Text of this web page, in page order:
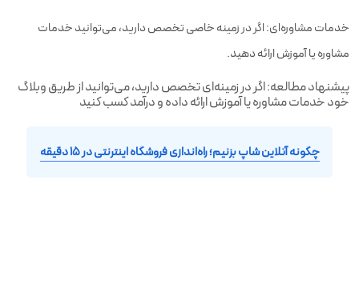
خدمات مشاوره‌ای: اگر در زمینه خاصی تخصص دارید، می‌توانید خدمات
مشاوره یا آموزش ارائه دهید.
پیشنهاد مطالعه: اگر در زمینه‌ای تخصص دارید، می‌توانید از طریق وبلاگ
خود خدمات مشاوره یا آموزش ارائه داده و درآمد کسب کنید
چگونه آنلاین شاپ بزنیم؛ راه‌اندازی فروشگاه اینترنتی در ۱۵ دقیقه